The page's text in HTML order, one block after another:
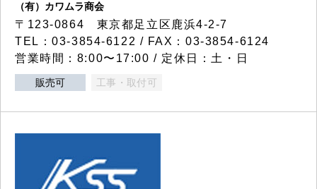
（有）カワムラ商会
〒123-0864 東京都足立区鹿浜4-2-7
TEL：03-3854-6122 / FAX：03-3854-6124
営業時間：8:00〜17:00 / 定休日：土・日
販売可 工事・取付可